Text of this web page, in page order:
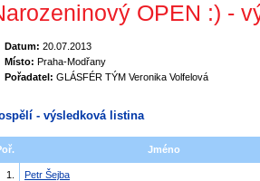
OPEN :) -
Datum: 20.07.2013
Místo: Praha-Modřany
Pořadatel: GLÁSFÉR TÝM Veronika Volfelová
- výsledková listina
Jméno
1. Petr Šejba